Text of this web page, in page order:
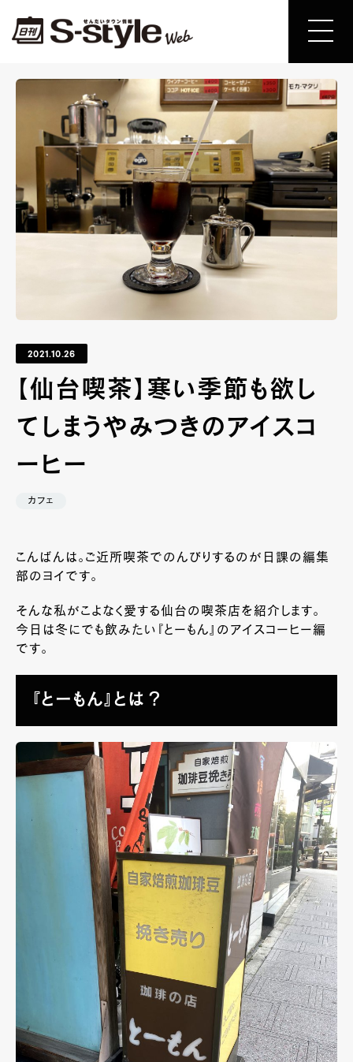
2021.10.26
【仙台喫茶】寒い季節も欲し
てしまうやみつきのアイスコ
ーヒー
カフェ
こんばんは。ご近所喫茶でのんびりするのが日課の編集
部のヨイです。
そんな私がこよなく愛する仙台の喫茶店を紹介します。
今日は冬にでも飲みたい『とーもん』のアイスコーヒー編
です。
『とーもん』とは？